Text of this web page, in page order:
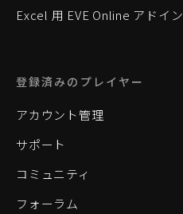
Excel 用 EVE Online アドイン
登録済みのプレイヤー
アカウント管理
サポート
コミュニティ
フォーラム